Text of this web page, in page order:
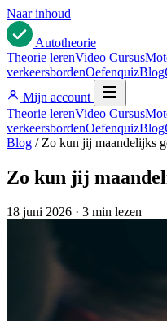
Naar inhoud
Autotheorie
Theorie lerenVideo Cursus
verkeersbordenOefenquizBlog
Mijn account
Theorie lerenVideo Cursus
verkeersbordenOefenquizBlog
Blog / Zo kun jij maandelijks
Zo kun jij
18 juni 2026 · 3 min lezen